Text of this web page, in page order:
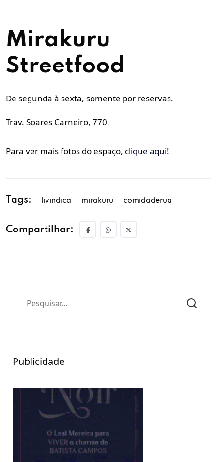
Mirakuru
Streetfood
De segunda à sexta, somente por reservas.
Trav. Soares Carneiro, 770.
Para ver mais fotos do espaço, clique aqui!
Tags: livindica mirakuru comidaderua
Compartilhar:
Publicidade